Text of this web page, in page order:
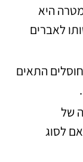
היא
לאברים
התאים
של
לסוג